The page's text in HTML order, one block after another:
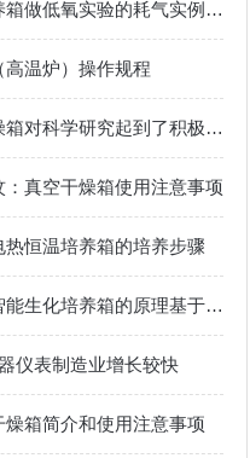
三气培养箱做低氧实验的耗气实例讲解
高温炉）操作规程
真空干燥箱对科学研究起到了积极的促进作用
：真空干燥箱使用注意事项
热恒温培养箱的培养步骤
多温区智能生化培养箱的原理基于反馈控制系统
仪表制造业增长较快
燥箱简介和使用注意事项